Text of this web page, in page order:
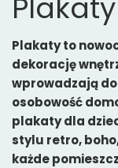
Plakaty to
dekorację
wprowadzają
osobowość
plakaty dla
stylu retro,
każde